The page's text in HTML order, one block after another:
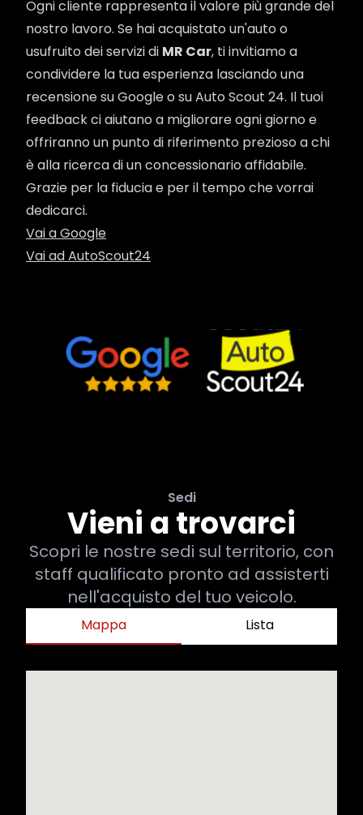
Ogni cliente rappresenta il valore più grande del
nostro lavoro. Se hai acquistato un'auto o
usufruito dei servizi di MR Car, ti invitiamo a
condividere la tua esperienza lasciando una
recensione su Google o su Auto Scout 24. Il tuoi
feedback ci aiutano a migliorare ogni giorno e
offriranno un punto di riferimento prezioso a chi
è alla ricerca di un concessionario affidabile.
Grazie per la fiducia e per il tempo che vorrai
dedicarci.
Vai a Google
Vai ad AutoScout24
Sedi
Vieni a trovarci
Scopri le nostre sedi sul territorio, con
staff qualificato pronto ad assisterti
nell'acquisto del tuo veicolo.
Mappa Lista